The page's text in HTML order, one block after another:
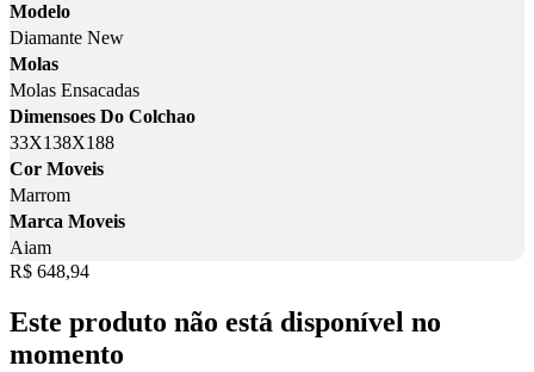
Modelo
Diamante New
Molas
Molas Ensacadas
Dimensoes Do Colchao
33X138X188
Cor Moveis
Marrom
Marca Moveis
Aiam
Price:
R$ 648,94
Este produto não está disponível no
momento